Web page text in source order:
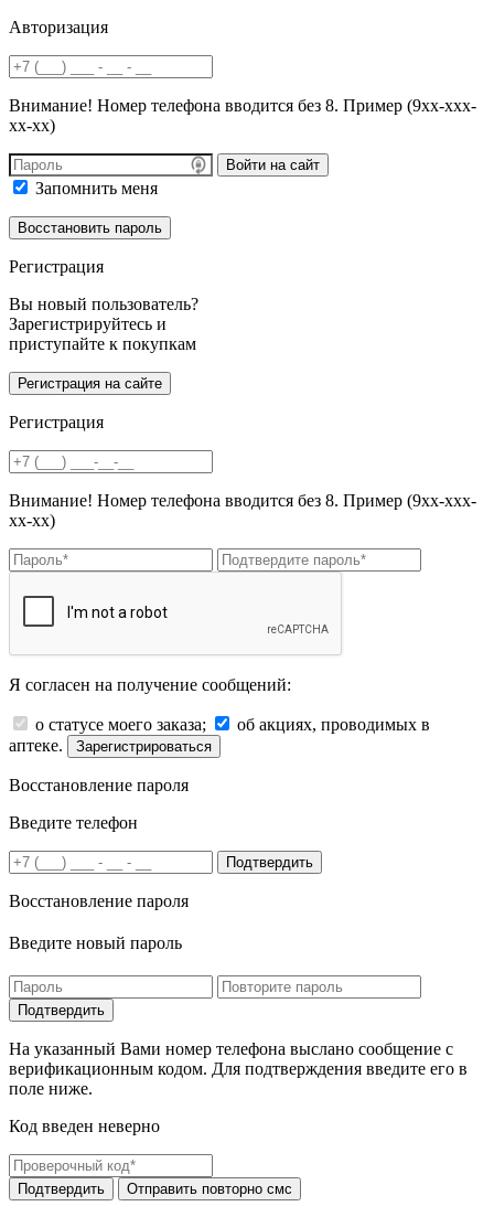
Авторизация
Внимание! Номер телефона вводится без 8. Пример (9хх-ххх-
хх-хх)
Войти на сайт
Запомнить меня
Регистрация
Вы новый пользователь?
Зарегистрируйтесь и
приступайте к покупкам
Регистрация
Внимание! Номер телефона вводится без 8. Пример (9хх-ххх-
хх-хх)
Я согласен на получение сообщений:
о статусе моего заказа;
об акциях, проводимых в
аптеке.
Зарегистрироваться
Восстановление пароля
Введите телефон
Подтвердить
Восстановление пароля
Введите новый пароль
На указанный Вами номер телефона выслано сообщение с
верификационным кодом. Для подтверждения введите его в
поле ниже.
Код введен неверно